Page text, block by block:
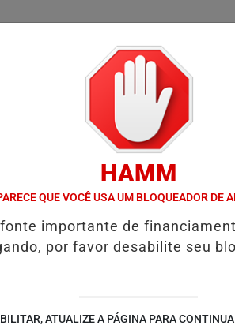
/ INTERIOR /
ENTENDA O QUE É E COMO
HAMM
QUE VOCÊ USA UM BLOQUEADOR DE
importante de
por favor desabilite seu
ATUALIZE A PÁGINA PARA